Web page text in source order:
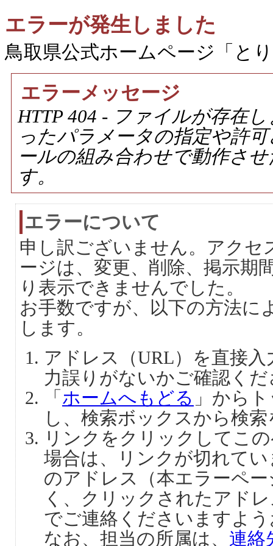
エラーが発生しました
鳥取県公式ホームページ「と
エラーメッセージ
HTTP 404 - ファイルが存在
ったパラメータの指定や許
ールの組み合わせで動作さ
す。
エラーについて
申し訳ございません。アクセ
ージは、変更、削除、掲示期
り表示できませんでした。
お手数ですが、以下の方法に
します。
アドレス（URL）を直接
力誤りがないかご確認く
「 ホームへもどる 」から
し、検索ボックスから検
リンクをクリックしてこ
場合は、リンクが切れて
のアドレス（本エラーペ
く、クリックされたアド
でご連絡くださいますよ
なお、担当の所属は、 連絡